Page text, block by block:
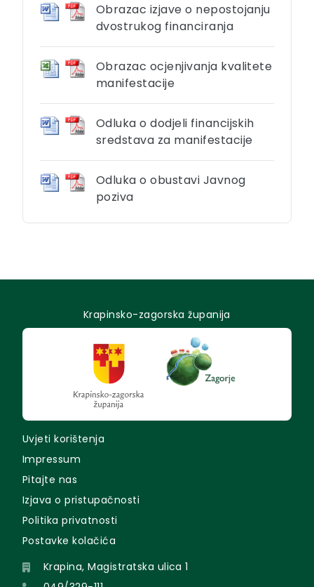
Obrazac izjave o nepostojanju
dvostrukog financiranja
Obrazac ocjenjivanja kvalitete
manifestacije
Odluka o dodjeli financijskih
sredstava za manifestacije
Odluka o obustavi Javnog
poziva
Krapinsko-zagorska županija
Uvjeti korištenja
Impressum
Pitajte nas
Izjava o pristupačnosti
Politika privatnosti
Postavke kolačića
Krapina, Magistratska ulica 1